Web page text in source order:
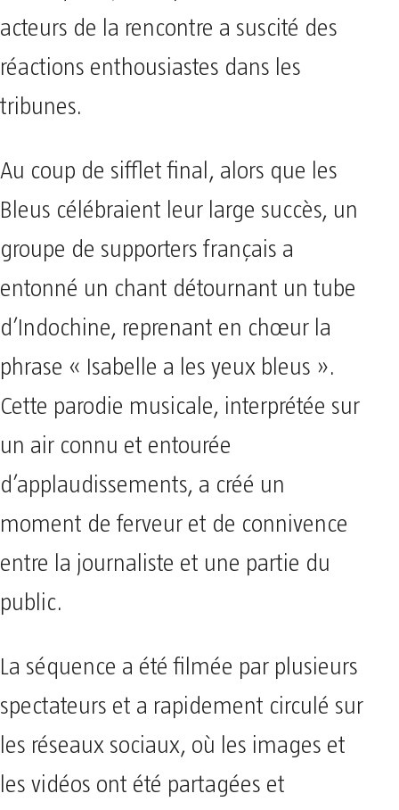
acteurs de la rencontre a suscité des
réactions enthousiastes dans les
tribunes.
Au coup de sifflet final, alors que les
Bleus célébraient leur large succès, un
groupe de supporters français a
entonné un chant détournant un tube
d’Indochine, reprenant en chœur la
phrase « Isabelle a les yeux bleus ».
Cette parodie musicale, interprétée sur
un air connu et entourée
d’applaudissements, a créé un
moment de ferveur et de connivence
entre la journaliste et une partie du
public.
La séquence a été filmée par plusieurs
spectateurs et a rapidement circulé sur
les réseaux sociaux, où les images et
les vidéos ont été partagées et